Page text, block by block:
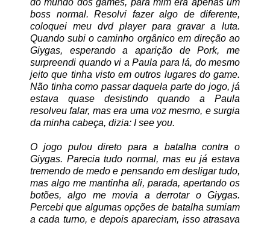
boss normal. Resolvi fazer algo de diferente,
coloquei meu dvd player para gravar a luta.
Quando subi o caminho orgânico em direção ao
Giygas, esperando a aparição de Pork, me
surpreendi quando vi a Paula para lá, do mesmo
jeito que tinha visto em outros lugares do game.
Não tinha como passar daquela parte do jogo, já
estava quase desistindo quando a Paula
resolveu falar, mas era uma voz mesmo, e surgia
da minha cabeça, dizia: I see you.
O jogo pulou direto para a batalha contra o
Giygas. Parecia tudo normal, mas eu já estava
tremendo de medo e pensando em desligar tudo,
mas algo me mantinha ali, parada, apertando os
botões, algo me movia a derrotar o Giygas.
Percebi que algumas opções de batalha sumiam
a cada turno, e depois apareciam, isso atrasava